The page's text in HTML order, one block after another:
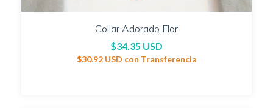
Collar Adorado Flor
$34.35 USD
$30.92 USD con Transferencia